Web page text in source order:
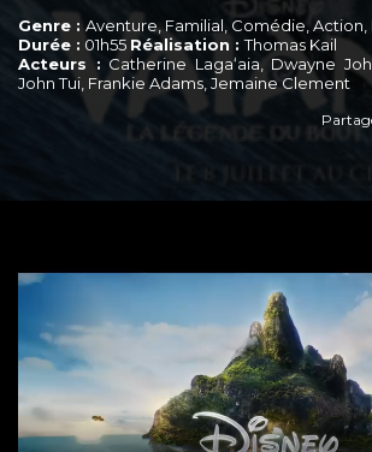
Genre : Aventure, Familial, Comédie, Action,
Durée : 01h55 Réalisation :Thomas Kail
Acteurs : Catherine Lagaʻaia, Dwayne
John Tui, Frankie Adams, Jemaine Clement